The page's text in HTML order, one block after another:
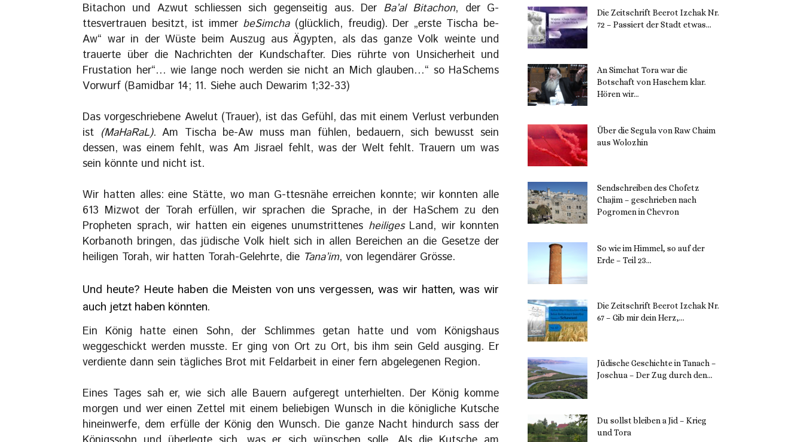
Bitachon und Azwut schliessen sich gegenseitig aus. Der Ba’al Bitachon, der G-
ttesvertrauen besitzt, ist immer beSimcha(glücklich, freudig). Der „erste Tischa be-
Aw“ war in der Wüste beim Auszug aus Ägypten, als das ganze Volk weinte und
trauerte über die Nachrichten der Kundschafter. Dies rührte von Unsicherheit und
Frustation her“… wie lange noch werden sie nicht an Mich glauben…“ so HaSchems
Vorwurf (Bamidbar 14; 11. Siehe auch Dewarim 1;32-33)
Das vorgeschriebene Awelut (Trauer), ist das Gefühl, das mit einem Verlust verbunden
ist (MaHaRaL). Am Tischa be-Aw muss man fühlen, bedauern, sich bewusst sein
dessen, was einem fehlt, was Am Jisrael fehlt, was der Welt fehlt. Trauern um was
sein könnte und nicht ist.
Wir hatten alles: eine Stätte, wo man G-ttesnähe erreichen konnte; wir konnten alle
613 Mizwot der Torah erfüllen, wir sprachen die Sprache, in der HaSchem zu den
Propheten sprach, wir hatten ein eigenes unumstrittenes heiligesLand, wir konnten
Korbanoth bringen, das jüdische Volk hielt sich in allen Bereichen an die Gesetze der
heiligen Torah, wir hatten Torah-Gelehrte, die Tana’im, von legendärer Grösse.
Und heute? Heute haben die Meisten von uns vergessen, was wir hatten, was wir
auch jetzt haben könnten.
Ein König hatte einen Sohn, der Schlimmes getan hatte und vom Königshaus
weggeschickt werden musste. Er ging von Ort zu Ort, bis ihm sein Geld ausging. Er
verdiente dann sein tägliches Brot mit Feldarbeit in einer fern abgelegenen Region.
Eines Tages sah er, wie sich alle Bauern aufgeregt unterhielten. Der König komme
morgen und wer einen Zettel mit einem beliebigen Wunsch in die königliche Kutsche
hineinwerfe, dem erfülle der König den Wunsch. Die ganze Nacht hindurch sass der
Die Zeitschrift Beerot Izchak Nr.
72 – Passiert der Stadt etwas...
An Simchat Tora war die
Botschaft von Haschem klar.
Hören wir...
Über die Segula von Raw Chaim
aus Wolozhin
Sendschreiben des Chofetz
Chajim – geschrieben nach
Pogromen in Chevron
So wie im Himmel, so auf der
Erde – Teil 23...
Die Zeitschrift Beerot Izchak Nr.
67 – Gib mir dein Herz,...
Jüdische Geschichte in Tanach –
Joschua – Der Zug durch den...
Du sollst bleiben a Jid – Krieg
und Tora